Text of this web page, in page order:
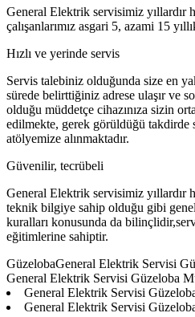
General Elektrik servisimiz yıllardır
çalışanlarımız asgari 5, azami 15
Hızlı ve yerinde servis
Servis talebiniz olduğunda size en
sürede belirttiğiniz adrese ulaşır ve
olduğu müddetçe cihazınıza sizin
edilmekte, gerek görüldüğü takdirde
atölyemize alınmaktadır.
Güvenilir, tecrübeli
General Elektrik servisimiz yıllardır
teknik bilgiye sahip olduğu gibi
kuralları konusunda da
eğitimlerine sahiptir.
GüzelobaGeneral Elektrik Servisi
General Elektrik Servisi Güzeloba
General Elektrik Servisi
General Elektrik Servisi